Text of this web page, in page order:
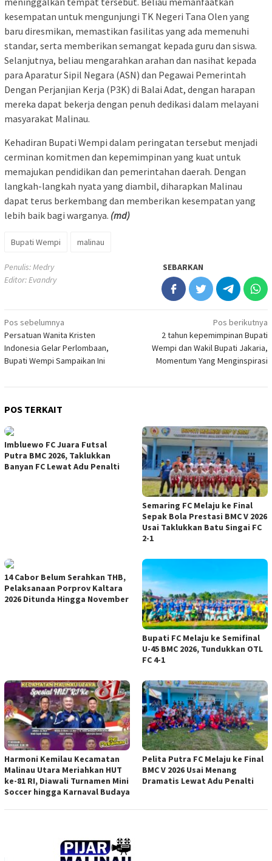
kesempatan untuk mengunjungi TK Negeri Tana Olen yang
baru diresmikan, memastikan fasilitas yang ada memenuhi
standar, serta memberikan semangat kepada guru dan siswa.
Selanjutnya, beliau mengarahkan arahan dan nasihat kepada
para Aparatur Sipil Negara (ASN) dan Pegawai Pemerintah
Dengan Perjanjian Kerja (P3K) di Balai Adat, dengan harapan
mereka dapat bekerja dengan penuh dedikasi dalam melayani
masyarakat Malinau.
Kehadiran Bupati Wempi dalam peringatan tersebut menjadi
cerminan komitmen dan kepemimpinan yang kuat untuk
memajukan pendidikan dan pemerintahan daerah. Dengan
langkah-langkah nyata yang diambil, diharapkan Malinau
dapat terus berkembang dan memberikan kesempatan yang
lebih baik bagi warganya. (md)
Bupati Wempi malinau
Penulis: Medry
Editor: Evandry
SEBARKAN
Navigasi
pos
Pos sebelumnya
Persatuan Wanita Kristen
Indonesia Gelar Perlombaan,
Bupati Wempi Sampaikan Ini
Pos berikutnya
2 tahun kepemimpinan Bupati
Wempi dan Wakil Bupati Jakaria,
Momentum Yang Menginspirasi
POS TERKAIT
Imbluewo FC Juara Futsal
Putra BMC 2026, Taklukkan
Banyan FC Lewat Adu Penalti
Semaring FC Melaju ke Final
Sepak Bola Prestasi BMC V 2026
Usai Taklukkan Batu Singai FC
2-1
14 Cabor Belum Serahkan THB,
Pelaksanaan Porprov Kaltara
2026 Ditunda Hingga November
Bupati FC Melaju ke Semifinal
U-45 BMC 2026, Tundukkan OTL
FC 4-1
Harmoni Kemilau Kecamatan
Malinau Utara Meriahkan HUT
ke-81 RI, Diawali Turnamen Mini
Soccer hingga Karnaval Budaya
Pelita Putra FC Melaju ke Final
BMC V 2026 Usai Menang
Dramatis Lewat Adu Penalti